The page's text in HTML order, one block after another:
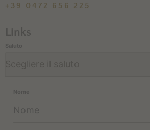
+39 0472 656 225
Saluto
Nome
Links